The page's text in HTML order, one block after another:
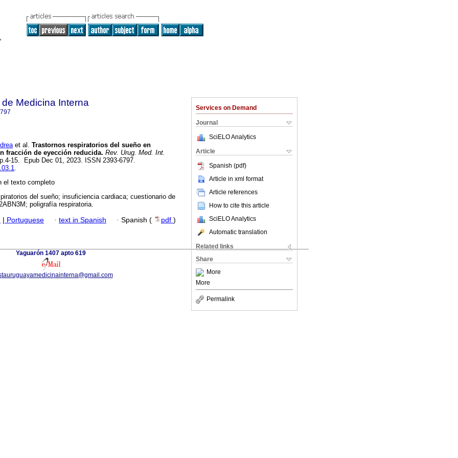
Services on Demand
Journal
SciELO Analytics
Article
Spanish (pdf)
Article in xml format
Article references
How to cite this article
SciELO Analytics
Automatic translation
Related links
Share
More
More
Permalink
Medicina Interna
et al. Trastornos respiratorios del sueño en
fracción de eyección reducida. Rev. Urug. Med. Int.
15. Epub Dec 01, 2023. ISSN 2393-6797.
.
el texto completo
del sueño; insuficiencia cardiaca; cuestionario de
poligrafía respiratoria.
| Portuguese · text in Spanish · Spanish ( pdf )
Yaguarón 1407 apto 619